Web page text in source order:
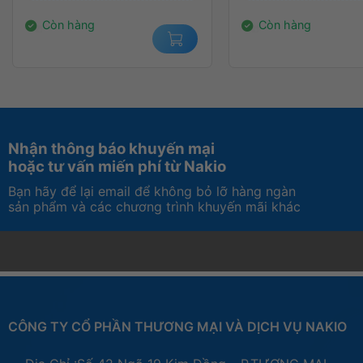
Kiểu Pin
Pin Li-Po 72,4 watt-giờ
Bộ Tiếp Hợp Nguồn
Cáp USB-C sang
Kích thước (Dài x Rộng x Cao)
Width: 12.31
Depth: 8.71 inches
Còn hàng Còn hàng
Nhận thông báo khuyến mại
hoặc tư vấn miến phí từ Nakio
Bạn hãy để lại email để không bỏ lỡ hàng ngàn
sản phẩm và các chương trình khuyến mãi khác
CÔNG TY CỔ PHẦN THƯƠNG MẠI VÀ DỊCH VỤ NAKIO